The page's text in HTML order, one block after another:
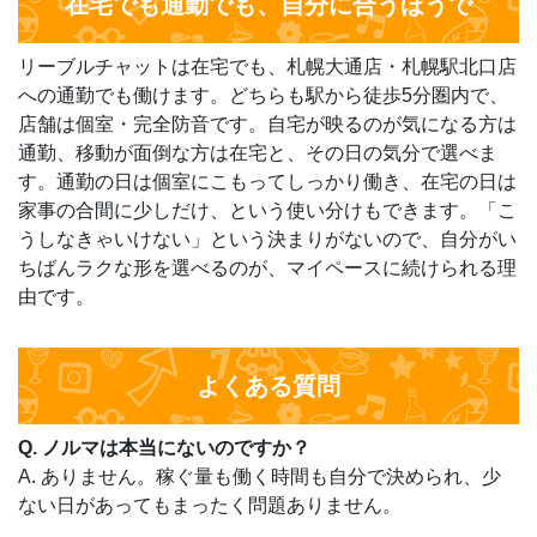
リーブルチャットは在宅でも、札幌大通店・札幌駅北口店
への通勤でも働けます。どちらも駅から徒歩5分圏内で、
店舗は個室・完全防音です。自宅が映るのが気になる方は
通勤、移動が面倒な方は在宅と、その日の気分で選べま
す。通勤の日は個室にこもってしっかり働き、在宅の日は
家事の合間に少しだけ、という使い分けもできます。「こ
うしなきゃいけない」という決まりがないので、自分がい
ちばんラクな形を選べるのが、マイペースに続けられる理
由です。
よくある質問
Q. ノルマは本当にないのですか？
A. ありません。稼ぐ量も働く時間も自分で決められ、少
ない日があってもまったく問題ありません。